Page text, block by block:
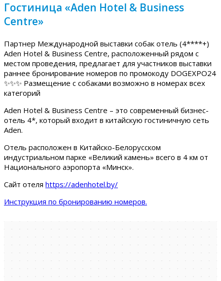
Гостиница «Aden Hotel & Business
Centre»
Партнер Международной выставки собак отель (4****+)
Aden Hotel & Business Centre, расположенный рядом с
местом проведения, предлагает для участников выставки
раннее бронирование номеров по промокоду DOGEXPO24
✨✨✨ Размещение с собаками возможно в номерах всех
категорий
Aden Hotel & Business Centre – это современный бизнес-
отель 4*, который входит в китайскую гостиничную сеть
Aden.
Отель расположен в Китайско-Белорусском
индустриальном парке «Великий камень» всего в 4 км от
Национального аэропорта «Минск».
Сайт отеля https://adenhotel.by/
Инструкция по бронированию номеров.